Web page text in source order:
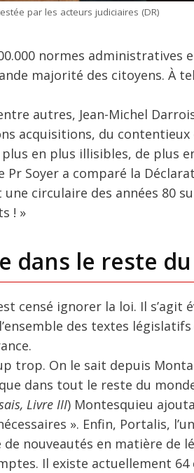
par les acteurs judiciaires (DR)
normes
majorité des citoyens. À
autres, Jean-Michel
acquisitions, du
en plus illisibles, de plus
Pr Soyer a comparé la
circulaire des années 80
! »
dans le reste
censé ignorer la loi. Il s’agit
des textes
trop. On le sait depuis
dans tout le reste du
Livre III) Montesquieu
». Enfin, Portalis,
nouveautés en matière de
Il existe actuellement